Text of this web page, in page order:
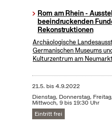
Rom am Rhein -
beeindruckenden
Rekonstruktionen
Archäologische
Germanischen Museums
Kulturzentrum am
21.5. bis4.9.2022
Dienstag, Donnerstag,
Mittwoch, 9 bis 19:30 Uhr
Eintritt frei